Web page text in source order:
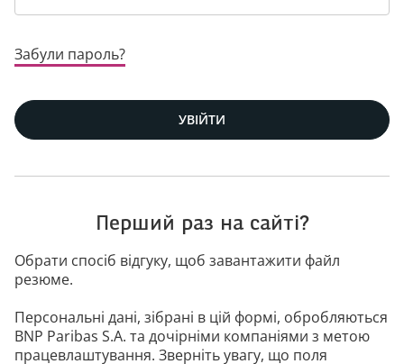
Забули пароль?
УВІЙТИ
Перший раз на сайті?
Обрати спосіб відгуку, щоб завантажити файл
резюме.
Персональні дані, зібрані в цій формі, обробляються
BNP Paribas S.A. та дочірніми компаніями з метою
працевлаштування. Зверніть увагу, що поля